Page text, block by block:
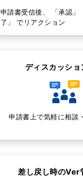
申請書受信後、 「承認」
了」 でリアクション
ディスカッショ
申請書上で気軽に相談
差し戻し時のVer